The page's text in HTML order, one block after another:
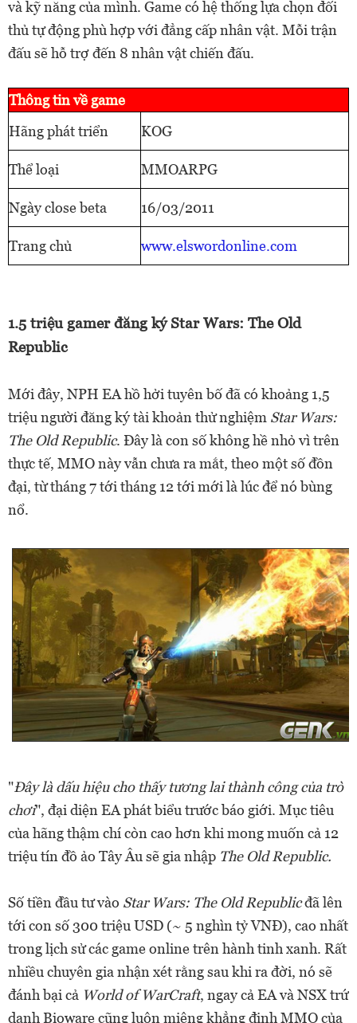
và kỹ năng của mình. Game có hệ thống lựa chọn đối
thủ tự động phù hợp với đẳng cấp nhân vật. Mỗi trận
đấu sẽ hỗ trợ đến 8 nhân vật chiến đấu.
Thông tin về game
Hãng phát triển
KOG
Thể loại MMOARPG
Ngày close beta 16/03/2011
Trang chủ www.elswordonline.com
1.5 triệu gamer đăng ký Star Wars: The Old
Republic
Mới đây, NPH EA hồ hởi tuyên bố đã có khoảng 1,5
triệu người đăng ký tài khoản thử nghiệm Star Wars:
The Old Republic. Đây là con số không hề nhỏ vì trên
thực tế, MMO này vẫn chưa ra mắt, theo một số đồn
đại, từ tháng 7 tới tháng 12 tới mới là lúc để nó bùng
nổ.
"Đây là dấu hiệu cho thấy tương lai thành công của trò
chơi", đại diện EA phát biểu trước báo giới. Mục tiêu
của hãng thậm chí còn cao hơn khi mong muốn cả 12
triệu tín đồ ảo Tây Âu sẽ gia nhập The Old Republic.
Số tiền đầu tư vào Star Wars: The Old Republicđã lên
tới con số 300 triệu USD (~ 5 nghìn tỷ VNĐ), cao nhất
trong lịch sử các game online trên hành tinh xanh. Rất
nhiều chuyên gia nhận xét rằng sau khi ra đời, nó sẽ
đánh bại cả World of WarCraft, ngay cả EA và NSX trứ
danh Bioware cũng luôn miệng khẳng định MMO của